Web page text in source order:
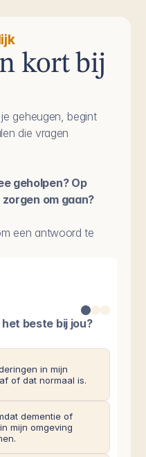
kort bij
geheugen, begint
die vragen
geholpen? Op
om gaan?
een antwoord te
beste bij jou?
in mijn
of dat normaal is.
dementie of
mijn omgeving